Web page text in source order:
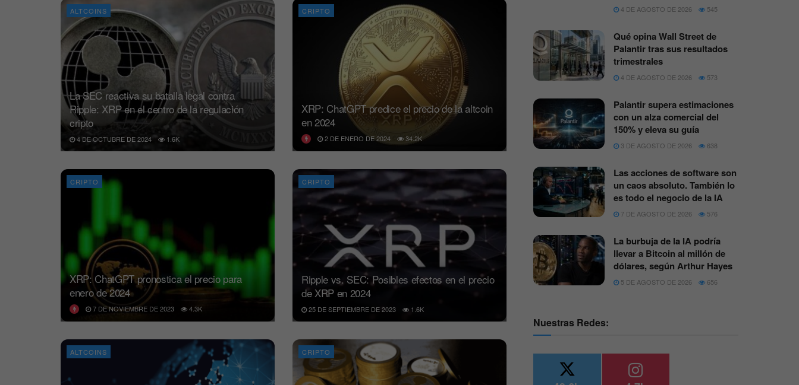
ALTCOINS
La SEC reactiva su batalla legal contra
Ripple: XRP en el centro de la regulación
cripto
4 DE OCTUBRE DE 2024 1.6K
CRIPTO
XRP: ChatGPT predice el precio de la altcoin
en 2024
2 DE ENERO DE 2024 34.2K
CRIPTO
XRP: ChatGPT pronostica el precio para
enero de 2024
7 DE NOVIEMBRE DE 2023 4.3K
CRIPTO
Ripple vs. SEC: Posibles efectos en el precio
de XRP en 2024
25 DE SEPTIEMBRE DE 2023 1.6K
ALTCOINS CRIPTO
4 DE AGOSTO DE 2026 545
Qué opina Wall Street de
Palantir tras sus resultados
trimestrales
4 DE AGOSTO DE 2026 573
Palantir supera estimaciones
con un alza comercial del
150% y eleva su guía
3 DE AGOSTO DE 2026 638
Las acciones de software son
un caos absoluto. También lo
es todo el negocio de la IA
7 DE AGOSTO DE 2026 576
La burbuja de la IA podría
llevar a Bitcoin al millón de
dólares, según Arthur Hayes
5 DE AGOSTO DE 2026 656
Nuestras Redes: